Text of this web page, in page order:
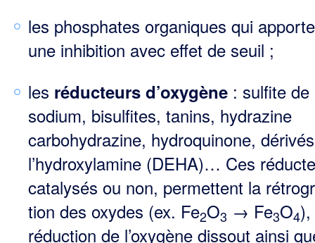
les phosphates organiques qui
une inhibition avec effet de seuil ;
les réducteurs d’oxygène : sulfite de
sodium, bisulfites, tanins, hydrazine
carbohydrazine, hydroqui­none,
l’hydroxylamine (DEHA)… Ces
catalysés ou non, permettent la
tion des oxydes (ex. Fe2O3 → Fe3O4
réduction de l’oxygène dissout ainsi